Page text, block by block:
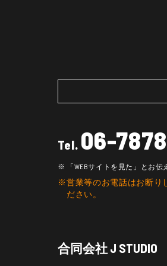
Tel. 06-
「WEBサイトを見た」とお伝
営業等のお電話はお断り
ださい。
合同会社 J STUDIO